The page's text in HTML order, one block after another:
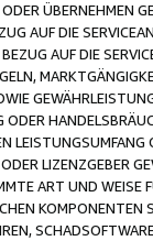
ÜBERNEHMEN
AUF DIE
AUF DIE
LIZENZGEBER
ART UND